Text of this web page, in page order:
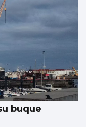
buque